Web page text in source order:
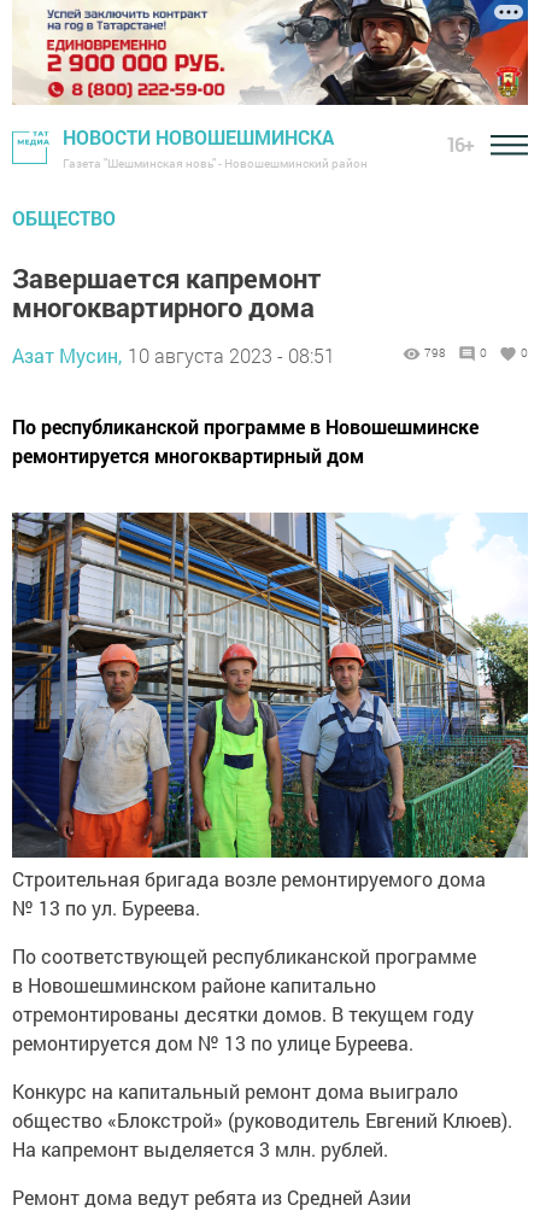
НОВОСТИ НОВОШЕШМИНСКА
Газета "Шешминская новь" - Новошешминский район
16+
ОБЩЕСТВО
Завершается капремонт
многоквартирного дома
Азат Мусин, 10 августа 2023 - 08:51 798 0 0
По республиканской программе в Новошешминске
ремонтируется многоквартирный дом
Строительная бригада возле ремонтируемого дома
№ 13 по ул. Буреева.
По соответствующей республиканской программе
в Новошешминском районе капитально
отремонтированы десятки домов. В текущем году
ремонтируется дом № 13 по улице Буреева.
Конкурс на капитальный ремонт дома выиграло
общество «Блокстрой» (руководитель Евгений Клюев).
На капремонт выделяется 3 млн. рублей.
Ремонт дома ведут ребята из Средней Азии